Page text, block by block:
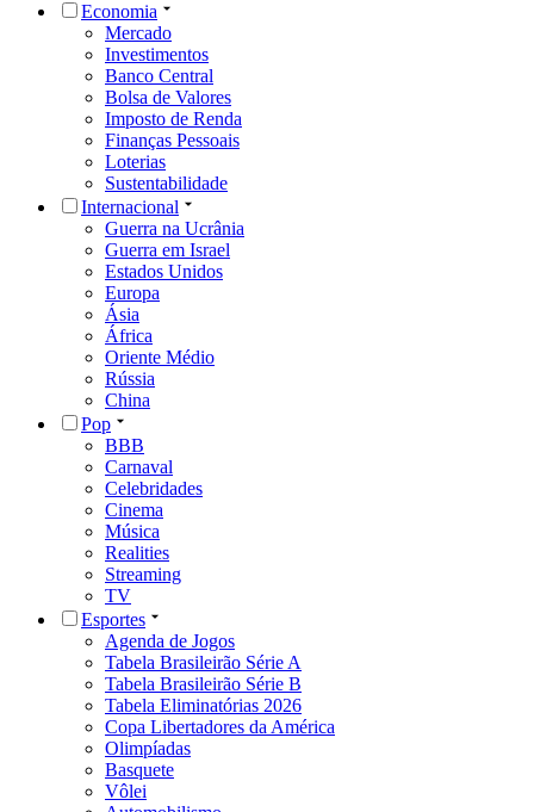
Economia
Mercado
Investimentos
Banco Central
Bolsa de Valores
Imposto de Renda
Finanças Pessoais
Loterias
Sustentabilidade
Internacional
Guerra na Ucrânia
Guerra em Israel
Estados Unidos
Europa
Ásia
África
Oriente Médio
Rússia
China
Pop
BBB
Carnaval
Celebridades
Cinema
Música
Realities
Streaming
TV
Esportes
Agenda de Jogos
Tabela Brasileirão Série A
Tabela Brasileirão Série B
Tabela Eliminatórias 2026
Copa Libertadores da América
Olimpíadas
Basquete
Vôlei